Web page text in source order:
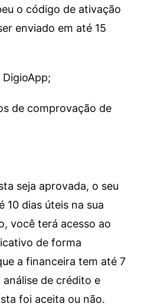
o código de ativação
enviado em até 15
de comprovação de
seja aprovada, o seu
10 dias úteis na sua
você terá acesso ao
de forma
a financeira tem até 7
de crédito e
foi aceita ou não.